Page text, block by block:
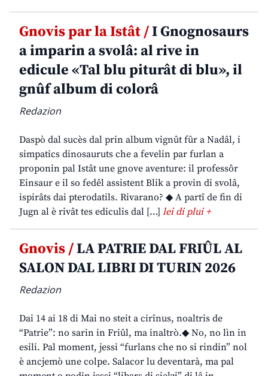
Gnovis par la Istât /I Gnognosaurs
a imparin a svolâ: al rive in
edicule «Tal blu piturât di blu», il
gnûf album di colorâ
Redazion
Daspò dal sucès dal prin album vignût fûr a Nadâl, i
simpatics dinosauruts che a fevelin par furlan a
proponin pal Istât une gnove aventure: il professôr
Einsaur e il so fedêl assistent Blik a provin di svolâ,
ispirâts dai pterodatils. Rivarano? ◆ A partî de fin di
Jugn al è rivât tes ediculis dal […] lei di plui +
Gnovis /LA PATRIE DAL FRIÛL AL
SALON DAL LIBRI DI TURIN 2026
Redazion
Dai 14 ai 18 di Mai no steit a cirînus, noaltris de
“Patrie”: no sarin in Friûl, ma inaltrò.◆ No, no lìn in
esili. Pal moment, jessi “furlans che no si rindin” nol
è ancjemò une colpe. Salacor lu deventarà, ma pal